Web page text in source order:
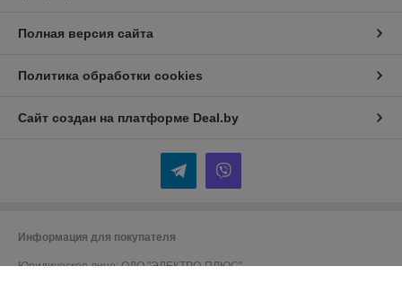
Полная версия сайта
Политика обработки cookies
Сайт создан на платформе Deal.by
Информация для покупателя
Юридическое лицо:ОДО "ЭЛЕКТРО-ПЛЮС"